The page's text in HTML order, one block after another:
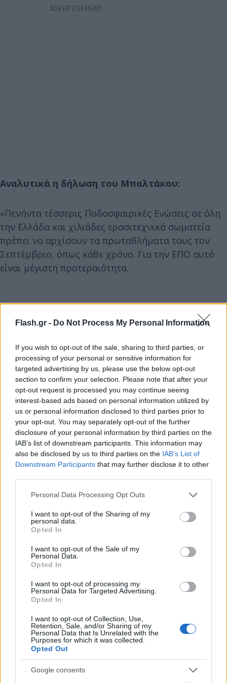
Flash.gr - Do Not Process My Personal Information
If you wish to opt-out of the sale, sharing to third parties, or
processing of your personal or sensitive information for
targeted advertising by us, please use the below opt-out
section to confirm your selection. Please note that after your
opt-out request is processed you may continue seeing
interest-based ads based on personal information utilized by
us or personal information disclosed to third parties prior to
your opt-out. You may separately opt-out of the further
disclosure of your personal information by third parties on the
IAB’s list of downstream participants. This information may
also be disclosed by us to third parties on the IAB’s List of
Downstream Participants that may further disclose it to other
Please note that this website/app uses one or more Google
not limited to your visit or usage behaviour. You may click to
grant or deny consent to Google and its third-party tags to
use your data for below specified purposes in below Google
consent section.
Personal Data Processing Opt Outs
I want to opt-out of the Sharing of my
personal data.
Opted In
I want to opt-out of the Sale of my
Personal Data.
Opted In
I want to opt-out of processing my
Personal Data for Targeted Advertising.
Opted In
I want to opt-out of Collection, Use,
Retention, Sale, and/or Sharing of my
Personal Data that Is Unrelated with the
Purposes for which it was collected.
Opted Out
Google consents
Αναλυτικά η δήλωση του Μπαλτάκου:
«Πενήντα τέσσερις Ποδοσφαιρικές Ενώσεις σε όλη
την Ελλάδα και χιλιάδες ερασιτεχνικά σωματεία
πρέπει να αρχίσουν τα πρωταθλήματα τους τον
Σεπτέμβριο, όπως κάθε χρόνο. Για την ΕΠΟ αυτό
είναι μέγιστη προτεραιότητα.
Για να αρχίσουν τα πρωταθλήματα πρέπει να
εκδοθούν οι αντίστοιχες προκηρύξεις, οι οποίες
έχουν ήδη καθυστερήσει πολύ.
Μετά την παράταση που συμφωνήθηκε μεταξύ